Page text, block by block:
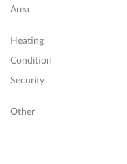
Area
Heating
Condition
Security
Other